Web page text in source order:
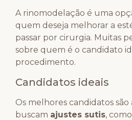
A rinomodelação é uma
quem deseja melhorar a
passar por cirurgia. Muitas
sobre quem é o candidato
procedimento.
Candidatos ideais
Os melhores candidatos
buscam ajustes sutis,